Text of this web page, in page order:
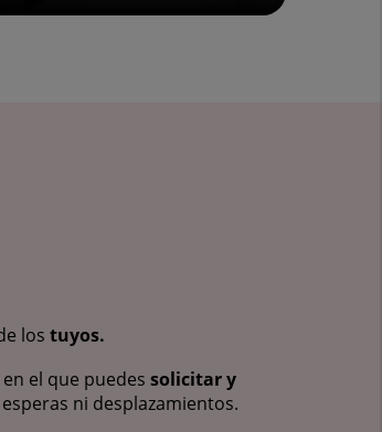
los tuyos.
en el que puedes solicitar y
ni desplazamientos.